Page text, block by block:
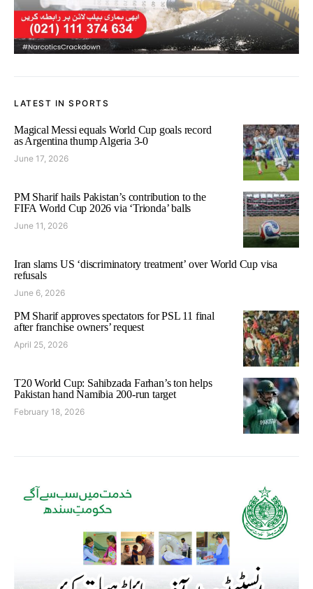
LATEST IN SPORTS
Magical Messi equals World Cup goals record
as Argentina thump Algeria 3-0
June 17, 2026
PM Sharif hails Pakistan’s contribution to the
FIFA World Cup 2026 via ‘Trionda’ balls
June 11, 2026
Iran slams US ‘discriminatory treatment’ over World Cup visa
refusals
June 6, 2026
PM Sharif approves spectators for PSL 11 final
after franchise owners’ request
April 25, 2026
T20 World Cup: Sahibzada Farhan’s ton helps
Pakistan hand Namibia 200-run target
February 18, 2026